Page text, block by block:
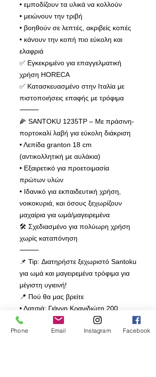
• εμποδίζουν τα υλικά να κολλούν
• μειώνουν την τριβή
• βοηθούν σε λεπτές, ακριβείς κοπές
• κάνουν την κοπή πιο εύκολη και
ελαφριά
✅ Εγκεκριμένο για επαγγελματική
χρήση HORECA
✅ Κατασκευασμένο στην Ιταλία με
πιστοποιήσεις επαφής με τρόφιμα
⸻
🌽 SANTOKU 1235TP – Με πράσινη-
πορτοκαλί λαβή για εύκολη διάκριση
• Λεπίδα granton 18 cm
(αντικολλητική με αυλάκια)
• Εξαιρετικό για προετοιμασία
πρώτων υλών
• Ιδανικό για εκπαιδευτική χρήση,
νοικοκυριά, και όσους ξεχωρίζουν
μαχαίρια για ωμά/μαγειρεμένα
🛠️ Σχεδιασμένο για πολύωρη χρήση
χωρίς καταπόνηση
⸻
📌 Tip: Διατηρήστε ξεχωριστό Santoku
για ωμά και μαγειρεμένα τρόφιμα για
μέγιστη υγιεινή!
📍 Πού θα μας βρείτε
• Λατσιά: Γιάννη Κρανιδιώτη 200
• Ακρόπολη: Αμφιτρίτης 6
🕐 Ωράρια & χάρτες:
Phone Email Instagram Facebook